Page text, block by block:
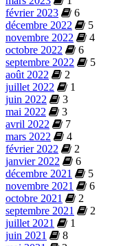
février 2023
6
décembre 2022
5
novembre 2022
4
octobre 2022
6
septembre 2022
5
août 2022
2
juillet 2022
1
juin 2022
3
mai 2022
3
avril 2022
7
mars 2022
4
février 2022
2
janvier 2022
6
décembre 2021
5
novembre 2021
6
octobre 2021
2
septembre 2021
2
juillet 2021
1
juin 2021
8